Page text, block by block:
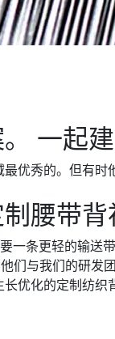
一起建
优秀的。但有时
腰带背
一条更轻的输送
们与我们的研发
优化的定制纺织